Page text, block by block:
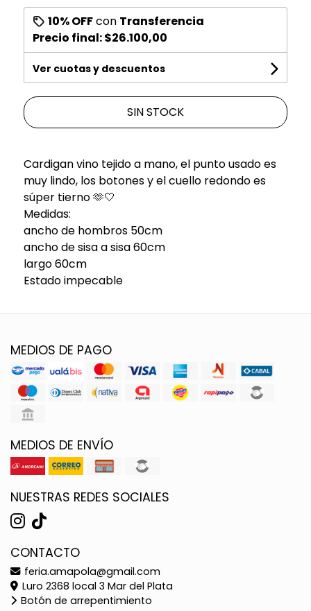
10% OFFcon Transferencia
Precio final:$26.100,00
Ver cuotas y descuentos
SIN STOCK
Cardigan vino tejido a mano, el punto usado es
muy lindo, los botones y el cuello redondo es
súper tierno 🫶🤍
Medidas:
ancho de hombros 50cm
ancho de sisa a sisa 60cm
largo 60cm
Estado impecable
MEDIOS DE PAGO
MEDIOS DE ENVÍO
NUESTRAS REDES SOCIALES
CONTACTO
feria.amapola@gmail.com
Luro 2368 local 3 Mar del Plata
Botón de arrepentimiento